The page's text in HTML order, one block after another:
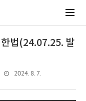
법(24.07.25. 발
2024. 8. 7.